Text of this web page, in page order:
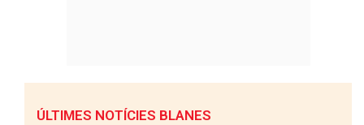
ÚLTIMES NOTÍCIES BLANES